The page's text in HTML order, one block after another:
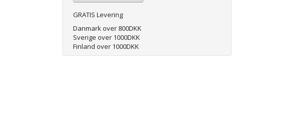
GRATIS Levering
Danmark over 800DKK
Sverige over 1000DKK
Finland over 1000DKK